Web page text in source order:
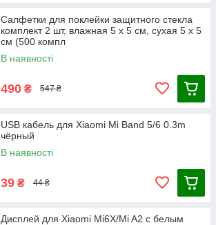
Салфетки для поклейки защитного стекла
комплект 2 шт, влажная 5 х 5 см, сухая 5 х 5
см (500 компл
В наявності
490 ₴ 547 ₴
USB кабель для Xiaomi Mi Band 5/6 0.3m
чёрный
В наявності
39 ₴ 44 ₴
Дисплей для Xiaomi Mi6X/Mi A2 с белым